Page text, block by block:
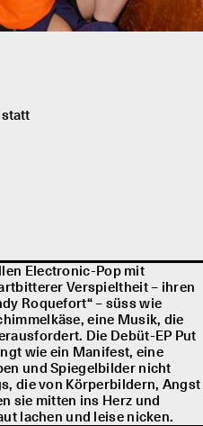
statt
Electronic-Pop mit
Verspieltheit – ihren
Roquefort“ – süss wie
eine Musik, die
Die Debüt-EP Put
wie ein Manifest, eine
und Spiegelbilder nicht
die von Körperbildern, Angst
sie mitten ins Herz und
lachen und leise nicken.